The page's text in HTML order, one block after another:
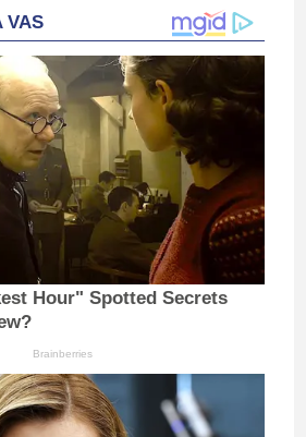
VAS
Hour" Spotted Secrets
Brainberries